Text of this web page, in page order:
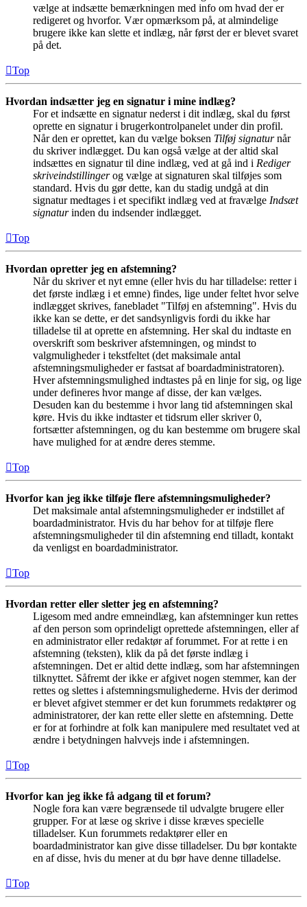
vælge at indsætte bemærkningen med info om hvad der er
redigeret og hvorfor. Vær opmærksom på, at almindelige
brugere ikke kan slette et indlæg, når først der er blevet svaret
på det.
Top
Hvordan indsætter jeg en signatur i mine indlæg?
For et indsætte en signatur nederst i dit indlæg, skal du først
oprette en signatur i brugerkontrolpanelet under din profil.
Når den er oprettet, kan du vælge boksen Tilføj signaturnår
du skriver indlægget. Du kan også vælge at der altid skal
indsættes en signatur til dine indlæg, ved at gå ind i Rediger
skriveindstillingerog vælge at signaturen skal tilføjes som
standard. Hvis du gør dette, kan du stadig undgå at din
signatur medtages i et specifikt indlæg ved at fravælge Indsæt
signaturinden du indsender indlægget.
Top
Hvordan opretter jeg en afstemning?
Når du skriver et nyt emne (eller hvis du har tilladelse: retter i
det første indlæg i et emne) findes, lige under feltet hvor selve
indlægget skrives, fanebladet "Tilføj en afstemning". Hvis du
ikke kan se dette, er det sandsynligvis fordi du ikke har
tilladelse til at oprette en afstemning. Her skal du indtaste en
overskrift som beskriver afstemningen, og mindst to
valgmuligheder i tekstfeltet (det maksimale antal
afstemningsmuligheder er fastsat af boardadministratoren).
Hver afstemningsmulighed indtastes på en linje for sig, og lige
under defineres hvor mange af disse, der kan vælges.
Desuden kan du bestemme i hvor lang tid afstemningen skal
køre. Hvis du ikke indtaster et tidsrum eller skriver 0,
fortsætter afstemningen, og du kan bestemme om brugere skal
have mulighed for at ændre deres stemme.
Top
Hvorfor kan jeg ikke tilføje flere afstemningsmuligheder?
Det maksimale antal afstemningsmuligheder er indstillet af
boardadministrator. Hvis du har behov for at tilføje flere
afstemningsmuligheder til din afstemning end tilladt, kontakt
da venligst en boardadministrator.
Top
Hvordan retter eller sletter jeg en afstemning?
Ligesom med andre emneindlæg, kan afstemninger kun rettes
af den person som oprindeligt oprettede afstemningen, eller af
en administrator eller redaktør af forummet. For at rette i en
afstemning (teksten), klik da på det første indlæg i
afstemningen. Det er altid dette indlæg, som har afstemningen
tilknyttet. Såfremt der ikke er afgivet nogen stemmer, kan der
rettes og slettes i afstemningsmulighederne. Hvis der derimod
er blevet afgivet stemmer er det kun forummets redaktører og
administratorer, der kan rette eller slette en afstemning. Dette
er for at forhindre at folk kan manipulere med resultatet ved at
ændre i betydningen halvvejs inde i afstemningen.
Top
Hvorfor kan jeg ikke få adgang til et forum?
Nogle fora kan være begrænsede til udvalgte brugere eller
grupper. For at læse og skrive i disse kræves specielle
tilladelser. Kun forummets redaktører eller en
boardadministrator kan give disse tilladelser. Du bør kontakte
en af disse, hvis du mener at du bør have denne tilladelse.
Top